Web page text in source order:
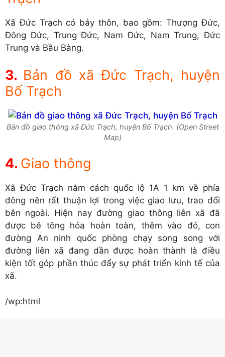
Xã Đức Trạch có bảy thôn, bao gồm: Thượng Đức,
Đông Đức, Trung Đức, Nam Đức, Nam Trung, Đức
Trung và Bầu Bàng.
Bản đồ xã Đức Trạch, huyện
Bố Trạch
Bản đồ giao thông xã Đức Trạch, huyện Bố Trạch. (Open Street
Map)
Giao thông
Xã Đức Trạch nằm cách quốc lộ 1A 1 km về phía
đông nên rất thuận lợi trong việc giao lưu, trao đổi
bên ngoài. Hiện nay đường giao thông liên xã đã
được bê tông hóa hoàn toàn, thêm vào đó, con
đường An ninh quốc phòng chạy song song với
đường liên xã đang dần được hoàn thành là điều
kiện tốt góp phần thúc đẩy sự phát triển kinh tế của
xã.
/wp:html